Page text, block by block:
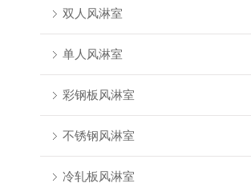
双人风淋室
单人风淋室
彩钢板风淋室
不锈钢风淋室
冷轧板风淋室